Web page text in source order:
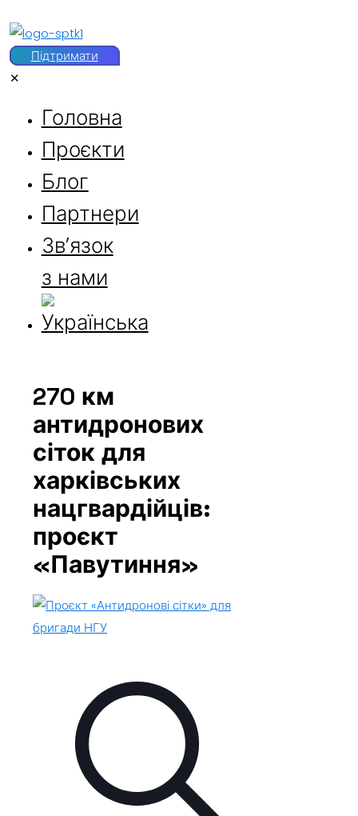
Підтримати
✕
Головна
Проєкти
Блог
Партнери
Звʼязок
з нами
270 км
антидронових
сіток для
харківських
нацгвардійців:
проєкт
«Павутиння»